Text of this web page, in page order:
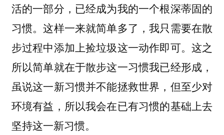
活的一部分，已经成为我的一个根深蒂固的
习惯。这样一来就简单多了，我只需要在散
步过程中添加上捡垃圾这一动作即可。这之
所以简单就在于散步这一习惯我已经形成，
虽说这一新习惯并不能拯救世界，但至少对
环境有益，所以我会在已有习惯的基础上去
坚持这一新习惯。